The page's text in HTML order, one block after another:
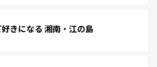
きになる 湘南・江の島